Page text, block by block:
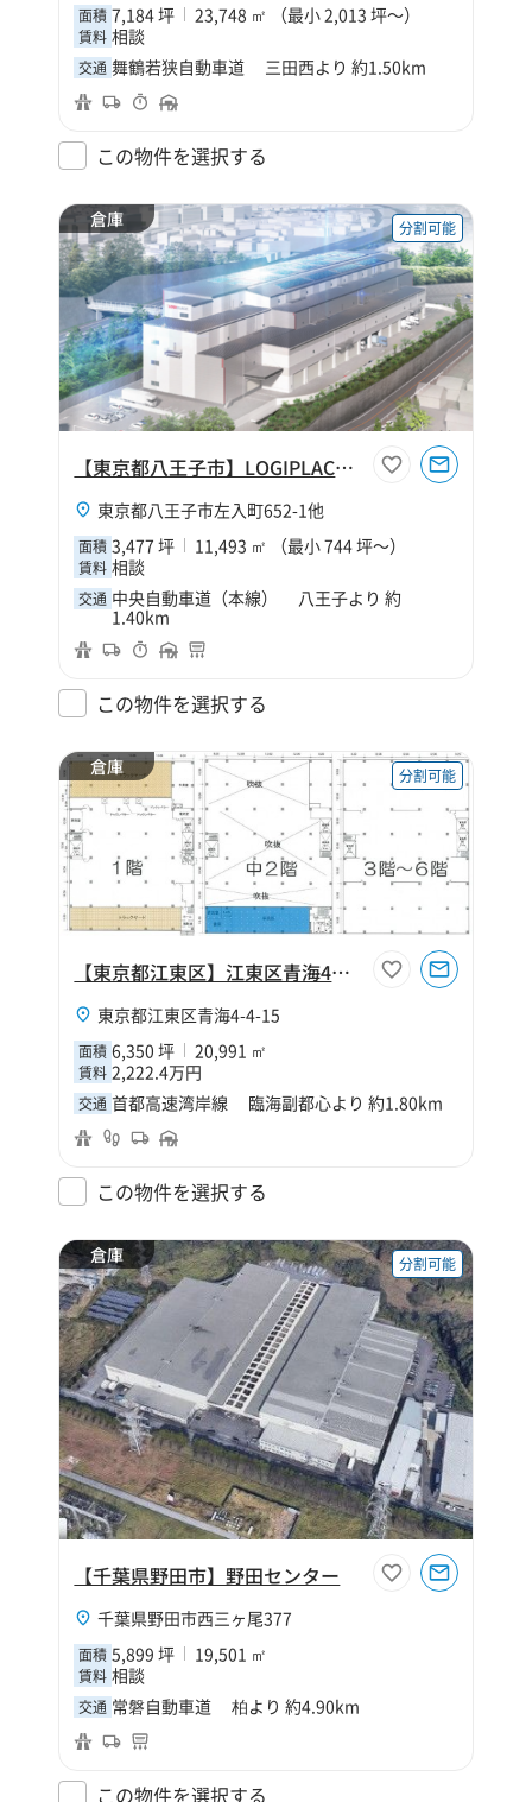
面積 7,184 坪 23,748 ㎡ （最小 2,013 坪～）
賃料 相談
交通 舞鶴若狭自動車道 三田西より 約1.50km
この物件を選択する
倉庫 分割可能
【東京都八王子市】LOGIPLACE八王子
東京都八王子市左入町652-1他
面積 3,477 坪 11,493 ㎡ （最小 744 坪～）
賃料 相談
交通 中央自動車道（本線） 八王子より 約
1.40km
この物件を選択する
倉庫 分割可能
【東京都江東区】江東区青海4丁目6350坪倉庫
東京都江東区青海4-4-15
面積 6,350 坪 20,991 ㎡
賃料 2,222.4万円
交通 首都高速湾岸線 臨海副都心より 約1.80km
この物件を選択する
倉庫 分割可能
【千葉県野田市】野田センター
千葉県野田市西三ヶ尾377
面積 5,899 坪 19,501 ㎡
賃料 相談
交通 常磐自動車道 柏より 約4.90km
この物件を選択する